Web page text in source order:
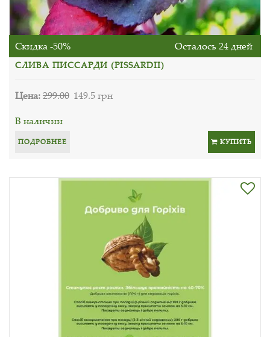
Скидка -50% Осталось 24 дней
СЛИВА ПИССАРДИ (PISSARDII)
Цена:299.00 149.5 грн
В наличии
ПОДРОБНЕЕ КУПИТЬ